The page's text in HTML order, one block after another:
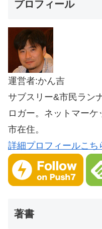
プロフィール
運営者:かん吉
サブスリー&市民ラン
ロガー。ネットマー
市在住。
詳細プロフィールこち
著書